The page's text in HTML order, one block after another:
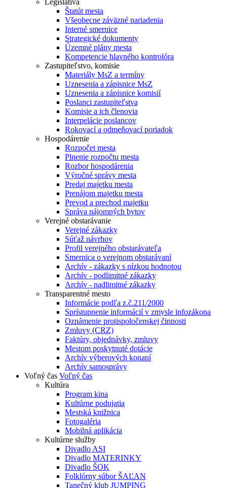
Legislatíva
Štatút mesta
Všeobecne záväzné nariadenia
Interné smernice
Strategické dokumenty
Územné plány mesta
Kompetencie hlavného kontrolóra
Zastupiteľstvo, komisie
Materiály MsZ a termíny
Uznesenia a zápisnice MsZ
Uznesenia a zápisnice komisií
Poslanci zastupiteľstva
Komisie a ich členovia
Interpelácie poslancov
Rokovací a odmeňovací poriadok
Hospodárenie
Rozpočet mesta
Plnenie rozpočtu mesta
Rozbor hospodárenia
Výročné správy mesta
Predaj majetku mesta
Prenájom majetku mesta
Prevod a prechod majetku
Správa nájomných bytov
Verejné obstarávanie
Verejné zákazky
Súťaž návrhov
Profil verejného obstarávateľa
Smernica o verejnom obstarávaní
Archív - zákazky s nízkou hodnotou
Archív - podlimitné zákazky
Archív - nadlimitné zákazky
Transparentné mesto
Informácie podľa z.č.211/2000
Sprístupnenie informácií v zmysle infozákona
Oznámenie protispoločenskej činnosti
Zmluvy (CRZ)
Faktúry, objednávky, zmluvy
Mestom poskytnuté dotácie
Archív výberových konaní
Archív samosprávy
Voľný čas Voľný čas
Kultúra
Program kina
Kultúrne podujatia
Mestská knižnica
Fotogaléria
Mobilná aplikácia
Kultúrne služby
Divadlo ASI
Divadlo MATERINKY
Divadlo ŠOK
Folklórny súbor ŠAĽAN
Tanečný klub JUMPING